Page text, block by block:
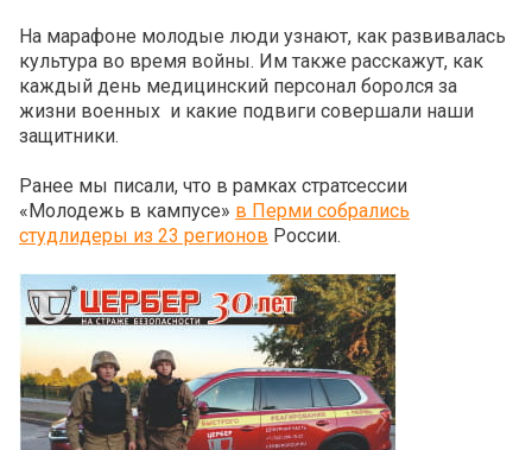
На марафоне молодые люди узнают, как развивалась
культура во время войны. Им также расскажут, как
каждый день медицинский персонал боролся за
жизни военных и какие подвиги совершали наши
защитники.
Ранее мы писали, что в рамках стратсессии
«Молодежь в кампусе» в Перми собрались
студлидеры из 23 регионов России.